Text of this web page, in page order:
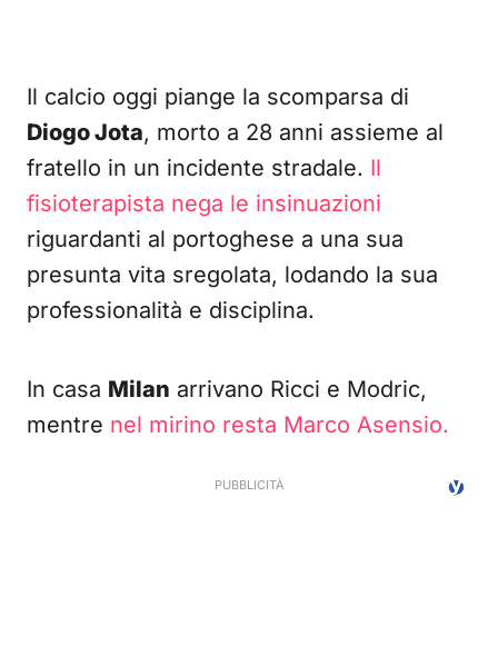
Il calcio oggi piange la scomparsa di
Diogo Jota, morto a 28 anni assieme al
fratello in un incidente stradale. Il
fisioterapista nega le insinuazioni
riguardanti al portoghese a una sua
presunta vita sregolata, lodando la sua
professionalità e disciplina.
In casa Milan arrivano Ricci e Modric,
mentre nel mirino resta Marco Asensio.